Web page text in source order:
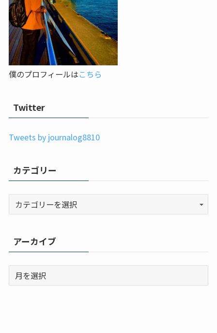
僕のプロフィールはこちら
Twitter
Tweets by journalog8810
カテゴリー
アーカイブ